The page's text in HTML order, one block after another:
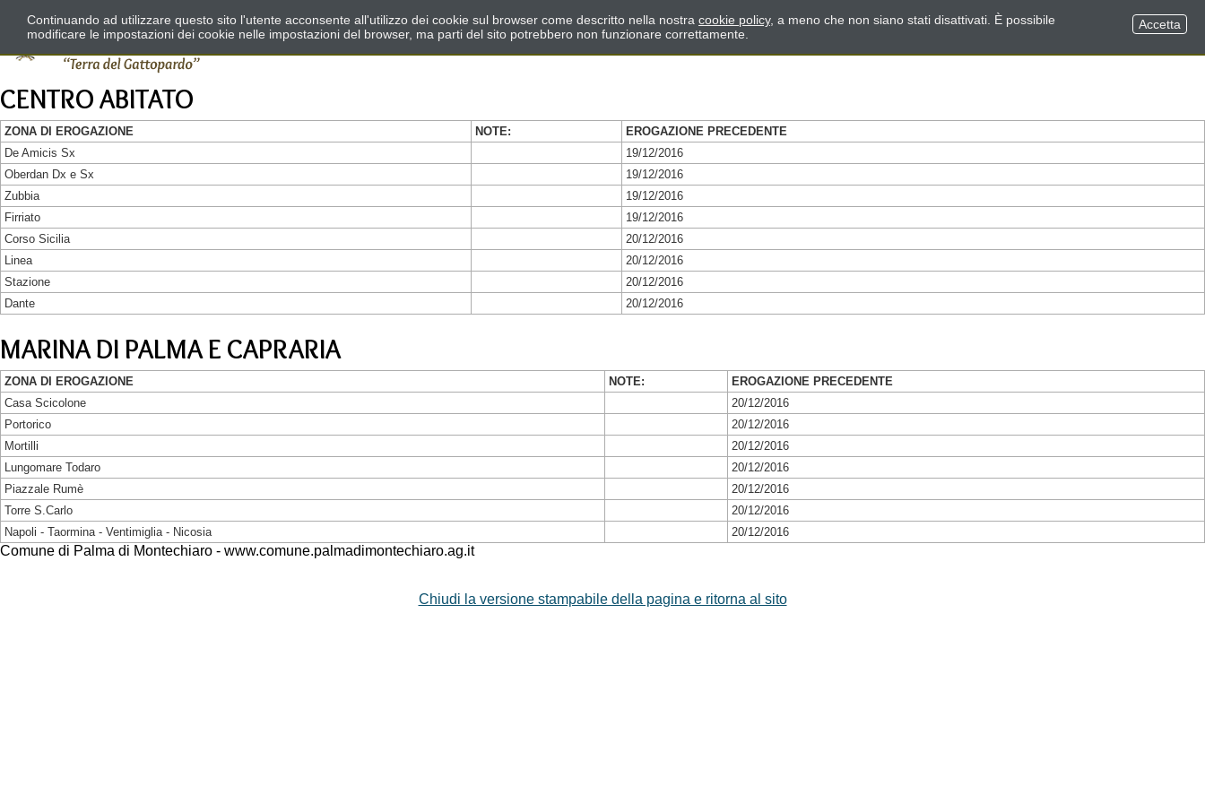
CENTRO ABITATO
ZONA DI EROGAZIONE NOTE:
EROGAZIONE PRECEDENTE
De Amicis Sx
19/12/2016
Oberdan Dx e Sx
19/12/2016
Zubbia
19/12/2016
Firriato
19/12/2016
Corso Sicilia
20/12/2016
Linea
20/12/2016
Stazione
20/12/2016
Dante
20/12/2016
MARINA DI PALMA E CAPRARIA
ZONA DI EROGAZIONE NOTE:
EROGAZIONE PRECEDENTE
Casa Scicolone
20/12/2016
Portorico
20/12/2016
Mortilli
20/12/2016
Lungomare Todaro
20/12/2016
Piazzale Rumè
20/12/2016
Torre S.Carlo
20/12/2016
Napoli - Taormina - Ventimiglia - Nicosia
20/12/2016
Comune di Palma di Montechiaro - www.comune.palmadimontechiaro.ag.it
Chiudi la versione stampabile della pagina e ritorna al sito
Continuando ad utilizzare questo sito l'utente acconsente all'utilizzo dei cookie sul browser come descritto nella nostra cookie policy, a meno che non siano stati disattivati. È possibile
modificare le impostazioni dei cookie nelle impostazioni del browser, ma parti del sito potrebbero non funzionare correttamente.
Accetta